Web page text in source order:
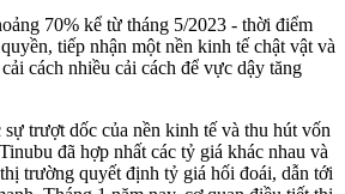
70% kể từ tháng 5/2023 - thời điểm
tiếp nhận một nền kinh tế chật vật và
cách nhiều cải cách để vực dậy tăng
trượt dốc của nền kinh tế và thu hút vốn
đã hợp nhất các tỷ giá khác nhau và
trường quyết định tỷ giá hối đoái, dẫn tới